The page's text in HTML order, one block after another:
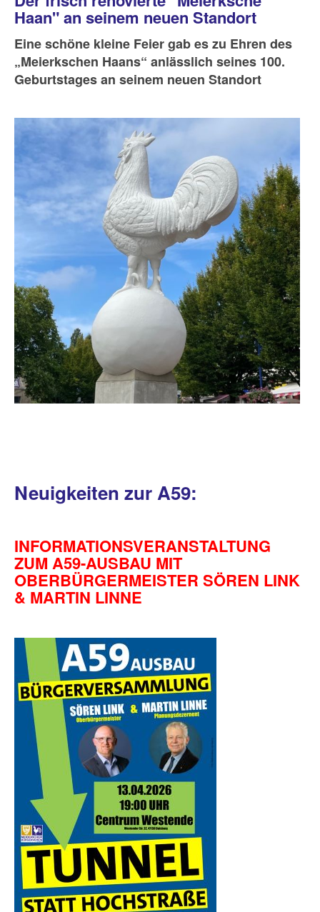
Haan" an seinem neuen Standort
Eine schöne kleine Feier gab es zu Ehren des
„Meierkschen Haans“ anlässlich seines 100.
Geburtstages an seinem neuen Standort
Neuigkeiten zur A59:
INFORMATIONSVERANSTALTUNG
ZUM A59-AUSBAU MIT
OBERBÜRGERMEISTER SÖREN LINK
& MARTIN LINNE